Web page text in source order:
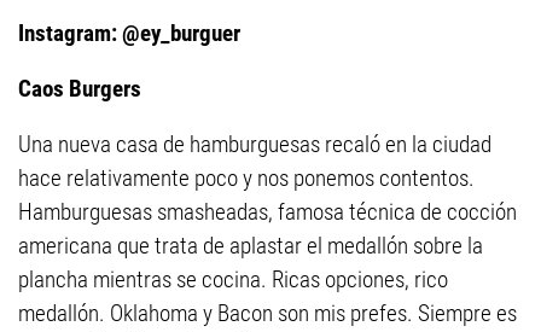
Instagram: @ey_burguer
Caos Burgers
Una nueva casa de hamburguesas recaló en la ciudad
hace relativamente poco y nos ponemos contentos.
Hamburguesas smasheadas, famosa técnica de cocción
americana que trata de aplastar el medallón sobre la
plancha mientras se cocina. Ricas opciones, rico
medallón. Oklahoma y Bacon son mis prefes. Siempre es